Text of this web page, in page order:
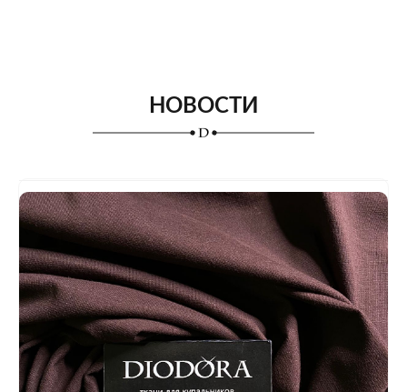
НОВОСТИ